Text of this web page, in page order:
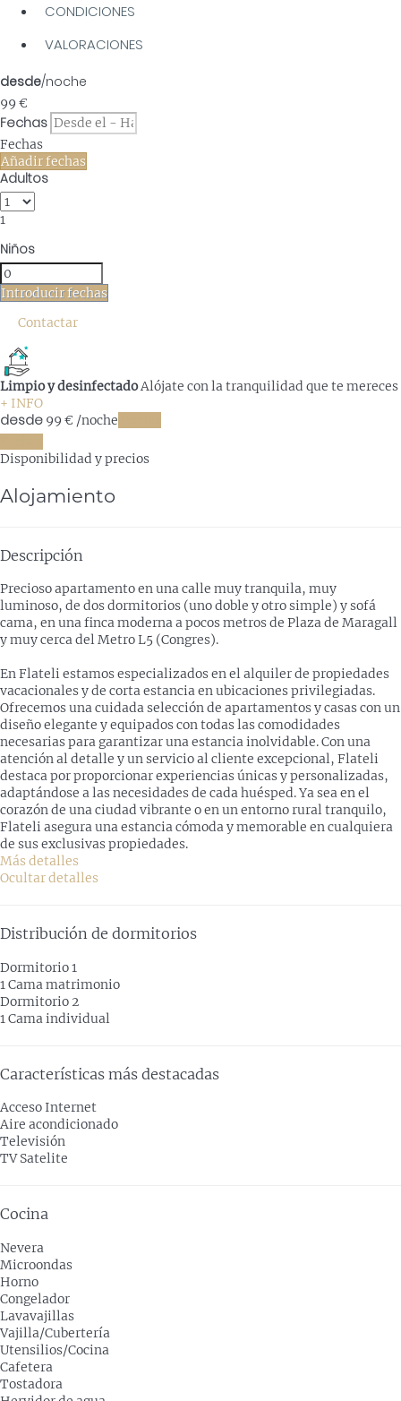
CONDICIONES
VALORACIONES
desde/noche
99 €
Fechas
Fechas
Añadir fechas
Adultos
1
Niños
Introducir fechas
Contactar
Limpio y desinfectadoAlójate con la tranquilidad que te mereces
+ INFO
desde 99 € /noche
Disponibilidad y precios
Alojamiento
Descripción
Precioso apartamento en una calle muy tranquila, muy
luminoso, de dos dormitorios (uno doble y otro simple) y sofá
cama, en una finca moderna a pocos metros de Plaza de Maragall
y muy cerca del Metro L5 (Congres).
En Flateli estamos especializados en el alquiler de propiedades
vacacionales y de corta estancia en ubicaciones privilegiadas.
Ofrecemos una cuidada selección de apartamentos y casas con un
diseño elegante y equipados con todas las comodidades
necesarias para garantizar una estancia inolvidable. Con una
atención al detalle y un servicio al cliente excepcional, Flateli
destaca por proporcionar experiencias únicas y personalizadas,
adaptándose a las necesidades de cada huésped. Ya sea en el
corazón de una ciudad vibrante o en un entorno rural tranquilo,
Flateli asegura una estancia cómoda y memorable en cualquiera
de sus exclusivas propiedades.
Más detalles
Ocultar detalles
Distribución de dormitorios
Dormitorio 1
1 Cama matrimonio
Dormitorio 2
1 Cama individual
Características más destacadas
Acceso Internet
Aire acondicionado
Televisión
TV Satelite
Cocina
Nevera
Microondas
Horno
Congelador
Lavavajillas
Vajilla/Cubertería
Utensilios/Cocina
Cafetera
Tostadora